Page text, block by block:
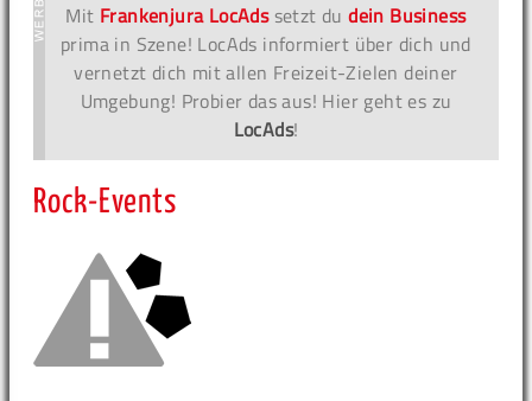
Mit Frankenjura LocAdssetzt dudein Business
prima in Szene! LocAds informiert über dich und
vernetzt dich mit allen Freizeit-Zielen deiner
Umgebung! Probier das aus! Hier geht es zu
LocAds!
Rock-Events